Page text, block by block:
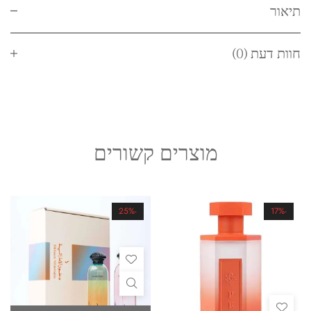
תיאור
חוות דעת (0)
מוצרים קשורים
-17%
-25%